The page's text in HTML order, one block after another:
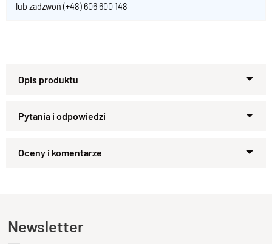
lub zadzwoń (+48) 606 600 148
Wykończenie
Zapytaj o produkt
Newsletter